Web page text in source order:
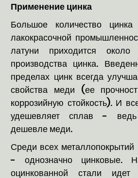
Применение цинка
Большое количество цинка
лакокрасочной
латуни приходится
производства цинка.
пределах цинк всегда
свойства меди (ее
коррозийную стойкость). И
удешевляет сплав -
дешевле меди.
Среди всех
- однозначно цинковые.
оцинкованной стали